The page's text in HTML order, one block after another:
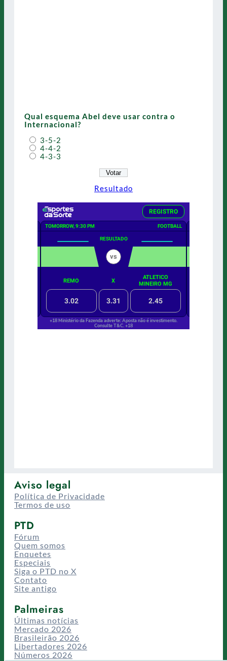
Qual esquema Abel deve usar contra o
Internacional?
3-5-2
4-4-2
4-3-3
Resultado
Aviso legal
Política de Privacidade
Termos de uso
PTD
Fórum
Quem somos
Enquetes
Especiais
Siga o PTD no X
Contato
Site antigo
Palmeiras
Últimas notícias
Mercado 2026
Brasileirão 2026
Libertadores 2026
Números 2026